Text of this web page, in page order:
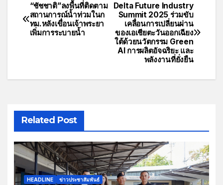
Delta Future Industry
Summit 2025 ร่วมขับ
เคลื่อนการเปลี่ยนผ่าน
ของเอเชียตะวันออกเฉียง
ใต้ด้วยนวัตกรรม Green
AI การผลิตอัจฉริยะ และ
พลังงานที่ยั่งยืน
“ชัชชาติ”ลงพื้นที่ติดตาม
สถานการณ์น้ำท่วมในก
ทม.หลังเขื่อนเจ้าพระยา
เพิ่มการระบายน้ำ
Related Post
HEADLINE ข่าวประชาสัมพันธ์